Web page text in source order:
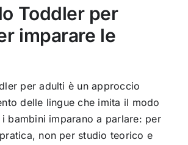
Toddler per
imparare le
per adulti è un approccio
delle lingue che imita il modo
bambini imparano a parlare: per
non per studio teorico e